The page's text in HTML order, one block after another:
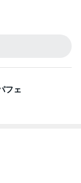
フェ